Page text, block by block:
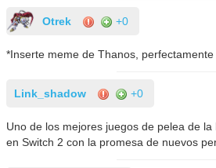
Otrek +0
*Inserte meme de Thanos,
Link_shadow +0
Uno de los mejores juegos de pelea de
en Switch 2 con la promesa de nuevos